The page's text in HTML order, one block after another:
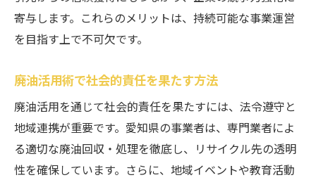
寄与します。これらのメリットは、持続可能な事業運営
を目指す上で不可欠です。
廃油活用術で社会的責任を果たす方法
廃油活用を通じて社会的責任を果たすには、法令遵守と
地域連携が重要です。愛知県の事業者は、専門業者によ
る適切な廃油回収・処理を徹底し、リサイクル先の透明
性を確保しています。さらに、地域イベントや教育活動